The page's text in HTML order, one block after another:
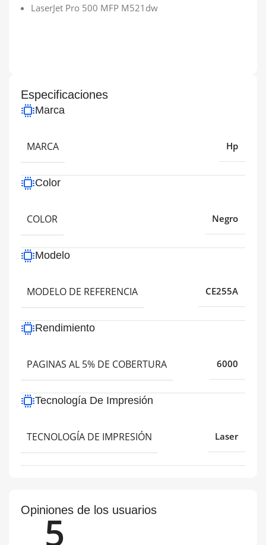
LaserJet Pro 500 MFP M521dw
Especificaciones
Marca
MARCA Hp
Color
COLOR Negro
Modelo
MODELO DE REFERENCIA CE255A
Rendimiento
PAGINAS AL 5% DE COBERTURA 6000
Tecnología De Impresión
TECNOLOGÍA DE IMPRESIÓN Laser
Opiniones de los usuarios
5